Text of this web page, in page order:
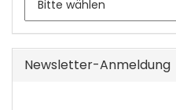
Newsletter-Anmeldung